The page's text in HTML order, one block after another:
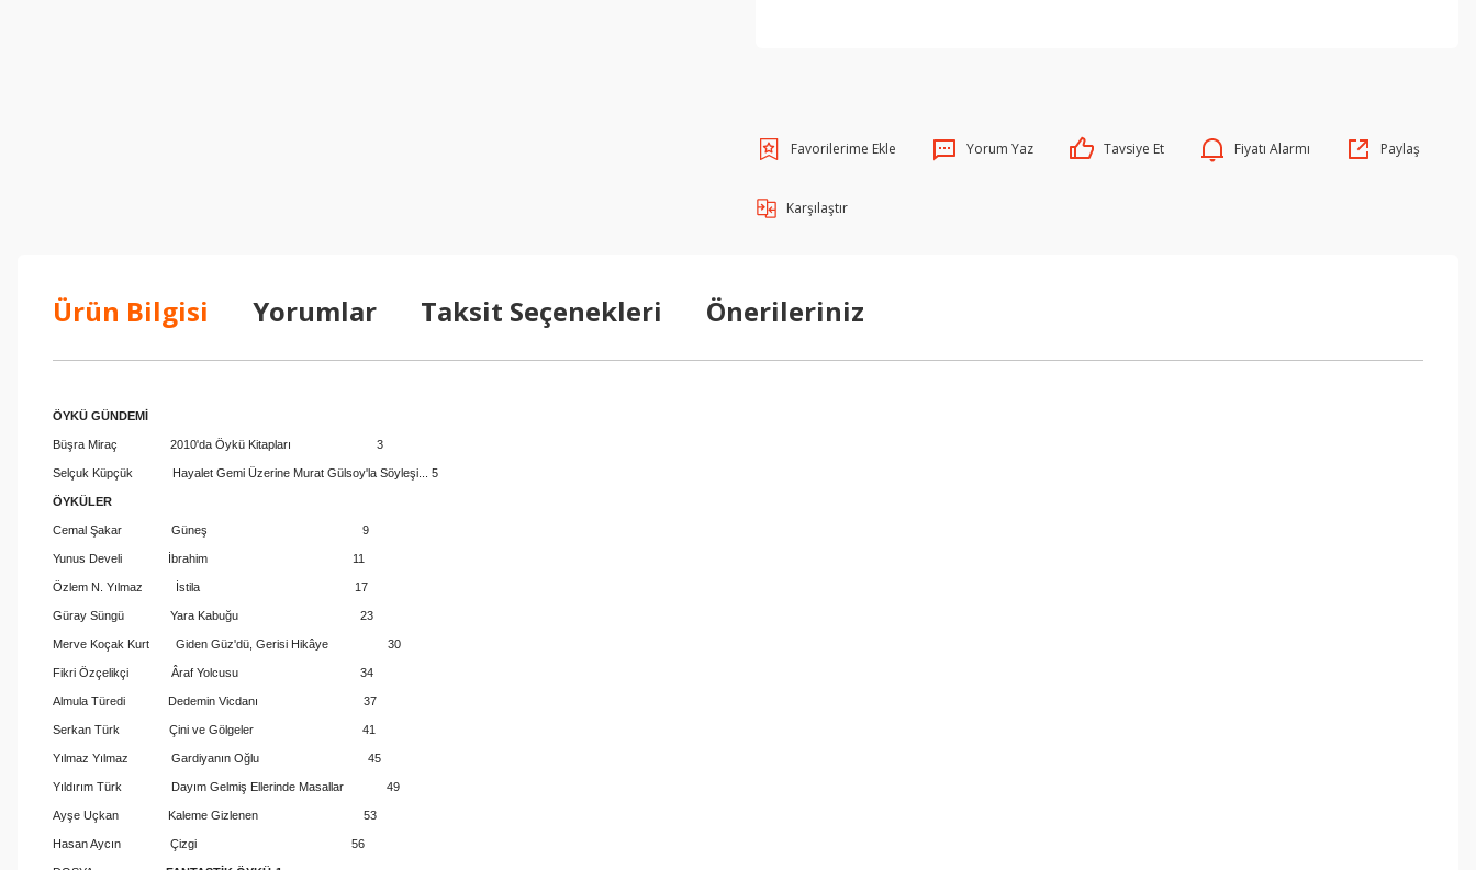
Yorum Yaz Tavsiye Et Fiyatı Alarmı Paylaş
Karşılaştır
Ürün Bilgisi Yorumlar Taksit Seçenekleri Önerileriniz
ÖYKÜ GÜNDEMİ
Büşra Miraç 2010'da Öykü Kitapları 3
Selçuk Küpçük Hayalet Gemi Üzerine Murat Gülsoy'la Söyleşi... 5
ÖYKÜLER
Cemal Şakar Güneş 9
Yunus Develi İbrahim 11
Özlem N. Yılmaz İstila 17
Güray Süngü Yara Kabuğu 23
Merve Koçak Kurt Giden Güz'dü, Gerisi Hikâye 30
Fikri Özçelikçi Âraf Yolcusu 34
Almula Türedi Dedemin Vicdanı 37
Serkan Türk Çini ve Gölgeler 41
Yılmaz Yılmaz Gardiyanın Oğlu 45
Yıldırım Türk Dayım Gelmiş Ellerinde Masallar 49
Ayşe Uçkan Kaleme Gizlenen 53
Hasan Aycın Çizgi 56